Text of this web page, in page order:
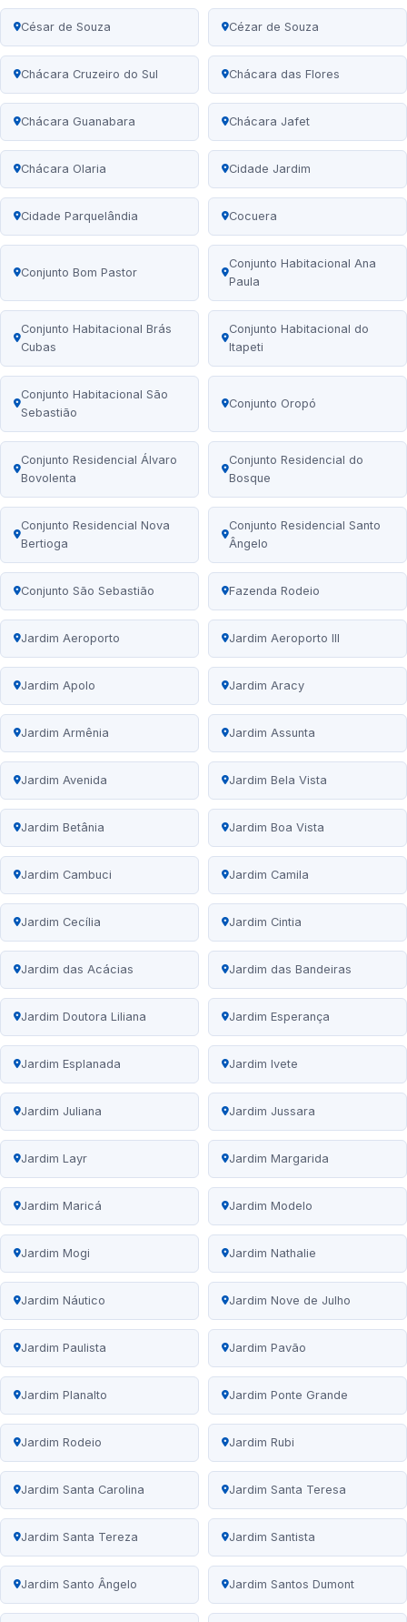
César de Souza Cézar de Souza
Chácara Cruzeiro do Sul Chácara das Flores
Chácara Guanabara Chácara Jafet
Chácara Olaria Cidade Jardim
Cidade Parquelândia Cocuera
Conjunto Bom Pastor
Conjunto Habitacional Ana
Paula
Conjunto Habitacional Brás
Cubas
Conjunto Habitacional do
Itapeti
Conjunto Habitacional São
Sebastião
Conjunto Oropó
Conjunto Residencial Álvaro
Bovolenta
Conjunto Residencial do
Bosque
Conjunto Residencial Nova
Bertioga
Conjunto Residencial Santo
Ângelo
Conjunto São Sebastião Fazenda Rodeio
Jardim Aeroporto Jardim Aeroporto III
Jardim Apolo Jardim Aracy
Jardim Armênia Jardim Assunta
Jardim Avenida Jardim Bela Vista
Jardim Betânia Jardim Boa Vista
Jardim Cambuci Jardim Camila
Jardim Cecília Jardim Cintia
Jardim das Acácias Jardim das Bandeiras
Jardim Doutora Liliana Jardim Esperança
Jardim Esplanada Jardim Ivete
Jardim Juliana Jardim Jussara
Jardim Layr Jardim Margarida
Jardim Maricá Jardim Modelo
Jardim Mogi Jardim Nathalie
Jardim Náutico Jardim Nove de Julho
Jardim Paulista Jardim Pavão
Jardim Planalto Jardim Ponte Grande
Jardim Rodeio Jardim Rubi
Jardim Santa Carolina Jardim Santa Teresa
Jardim Santa Tereza Jardim Santista
Jardim Santo Ângelo Jardim Santos Dumont